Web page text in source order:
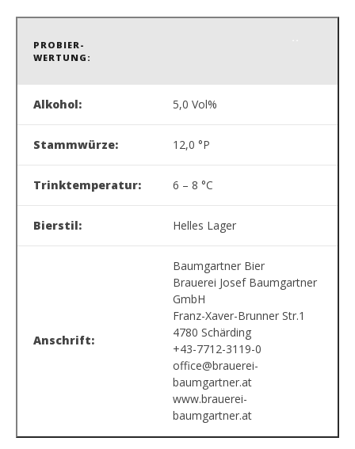
PROBIER-
WERTUNG:
Alkohol: 5,0 Vol%
Stammwürze: 12,0 °P
Trinktemperatur: 6 – 8 °C
Bierstil: Helles Lager
Anschrift:
Baumgartner Bier
Brauerei Josef Baumgartner
GmbH
Franz-Xaver-Brunner Str.1
4780 Schärding
+43-7712-3119-0
office@brauerei-
baumgartner.at
www.brauerei-
baumgartner.at